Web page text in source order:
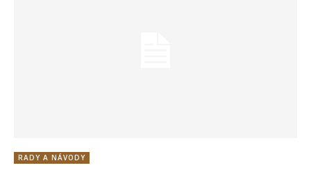
RADY A NÁVODY